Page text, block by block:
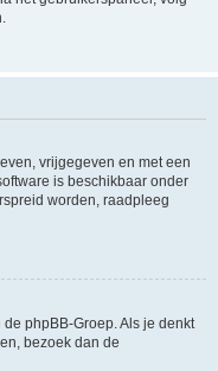
vrijgegeven en met een
is beschikbaar onder
worden, raadpleeg
phpBB-Groep. Als je denkt
bezoek dan de